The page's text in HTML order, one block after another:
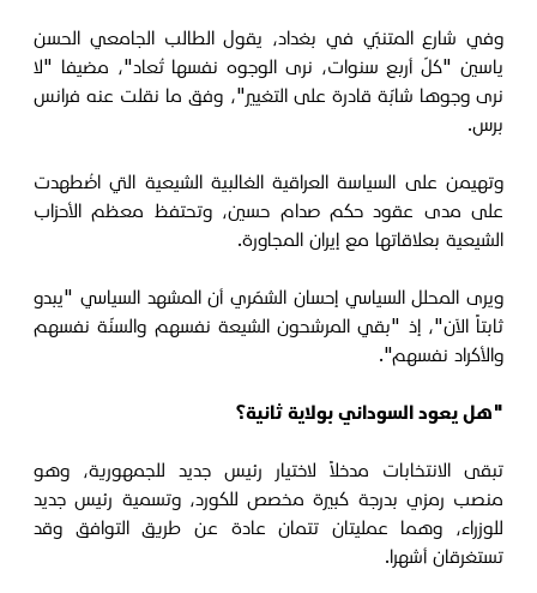
وفي شارع المتنبّي في بغداد، يقول الطالب الجامعي الحسن
ياسين "كلّ أربع سنوات، نرى الوجوه نفسها تُعاد"، مضيفا "لا
نرى وجوها شابّة قادرة على التغيير"، وفق ما نقلت عنه فرانس
برس.
وتهيمن على السياسة العراقية الغالبية الشيعية التي اضُطهدت
على مدى عقود حكم صدام حسين، وتحتفظ معظم الأحزاب
الشيعية بعلاقاتها مع إيران المجاورة.
ويرى المحلل السياسي إحسان الشمّري أن المشهد السياسي "يبدو
ثابتاً الآن"، إذ "بقي المرشحون الشيعة نفسهم والسنّة نفسهم
والأكراد نفسهم".
"هل يعود السوداني بولاية ثانية؟
تبقى الانتخابات مدخلاً لاختيار رئيس جديد للجمهورية، وهو
منصب رمزي بدرجة كبيرة مخصص للكورد، وتسمية رئيس جديد
للوزراء، وهما عمليتان تتمان عادة عن طريق التوافق وقد
تستغرقان أشهرا.